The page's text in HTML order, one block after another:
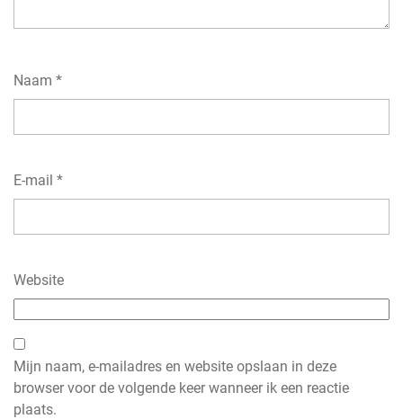
Naam *
E-mail *
Website
Mijn naam, e-mailadres en website opslaan in deze
browser voor de volgende keer wanneer ik een reactie
plaats.